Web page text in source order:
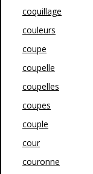
coquillage
couleurs
coupe
coupelle
coupelles
coupes
couple
cour
couronne